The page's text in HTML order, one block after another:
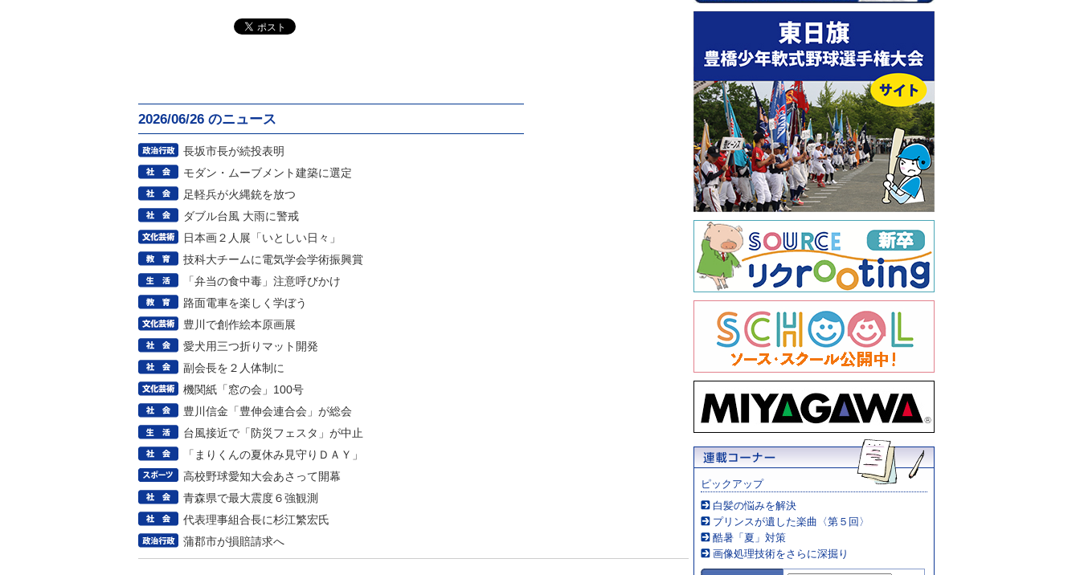
2026/06/26 のニュース
長坂市長が続投表明
モダン・ムーブメント建築に選定
足軽兵が火縄銃を放つ
ダブル台風 大雨に警戒
日本画２人展「いとしい日々」
技科大チームに電気学会学術振興賞
「弁当の食中毒」注意呼びかけ
路面電車を楽しく学ぼう
豊川で創作絵本原画展
愛犬用三つ折りマット開発
副会長を２人体制に
機関紙「窓の会」100号
豊川信金「豊伸会連合会」が総会
台風接近で「防災フェスタ」が中止
「まりくんの夏休み見守りＤＡＹ」
高校野球愛知大会あさって開幕
青森県で最大震度６強観測
代表理事組合長に杉江繁宏氏
蒲郡市が損賠請求へ
ピックアップ
白髪の悩みを解決
プリンスが遺した楽曲〈第５回〉
酷暑「夏」対策
画像処理技術をさらに深掘り